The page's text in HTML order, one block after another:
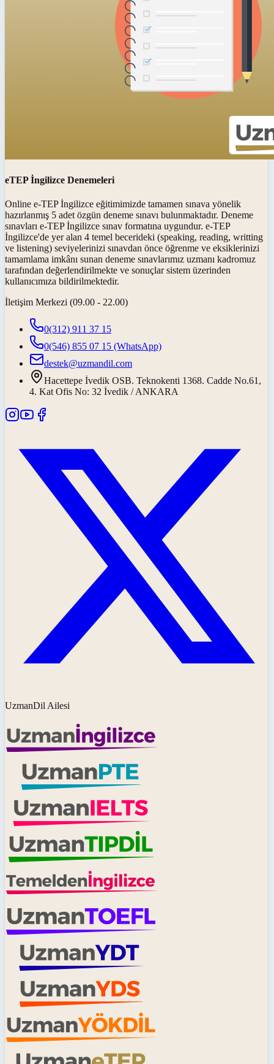
eTEP İngilizce Denemeleri
Online e-TEP İngilizce eğitimimizde tamamen sınava yönelik
hazırlanmış 5 adet özgün deneme sınavı bulunmaktadır. Deneme
sınavları e-TEP İngilizce sınav formatına uygundur. e-TEP
İngilizce'de yer alan 4 temel becerideki (speaking, reading, writting
ve listening) seviyelerinizi sınavdan önce öğrenme ve eksiklerinizi
tamamlama imkânı sunan deneme sınavlarımız uzmanı kadromuz
tarafından değerlendirilmekte ve sonuçlar sistem üzerinden
kullanıcımıza bildirilmektedir.
İletişim Merkezi (09.00 - 22.00)
0(312) 911 37 15
0(546) 855 07 15 (WhatsApp)
destek@uzmandil.com
Hacettepe İvedik OSB. Teknokenti 1368. Cadde No.61,
4. Kat Ofis No: 32 İvedik / ANKARA
UzmanDil Ailesi